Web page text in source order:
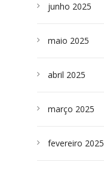
junho 2025
maio 2025
abril 2025
março 2025
fevereiro 2025